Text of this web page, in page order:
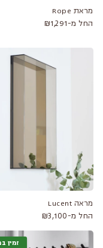
מראת Rope
החל מ-₪1,291
מראה Lucent
החל מ-₪3,100
זמין